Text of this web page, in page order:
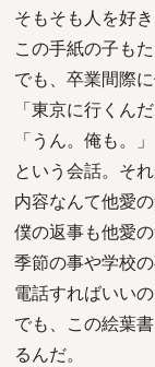
そもそも人を好
この手紙の子も
でも、卒業間際
「東京に行くん
「うん。俺も。」
という会話。そ
内容なんて他愛
僕の返事も他愛の
季節の事や学校
電話すればいい
でも、この絵葉
るんだ。